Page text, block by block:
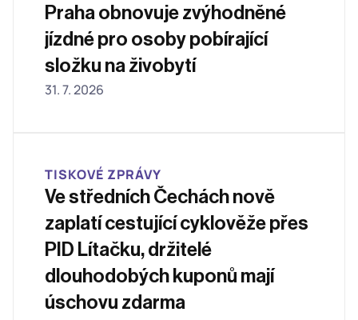
Praha obnovuje zvýhodněné
jízdné pro osoby pobírající
složku na živobytí
31. 7. 2026
TISKOVÉ ZPRÁVY
Ve středních Čechách nově
zaplatí cestující cyklověže přes
PID Lítačku, držitelé
dlouhodobých kuponů mají
úschovu zdarma